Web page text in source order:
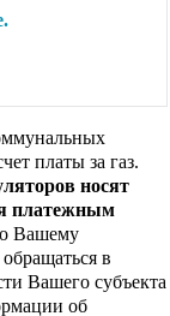
платы за газ.
носят
платежным
Вашему
в
Вашего субъекта
об